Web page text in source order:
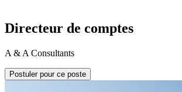
Directeur de comptes
A & A Consultants
Postuler pour ce poste